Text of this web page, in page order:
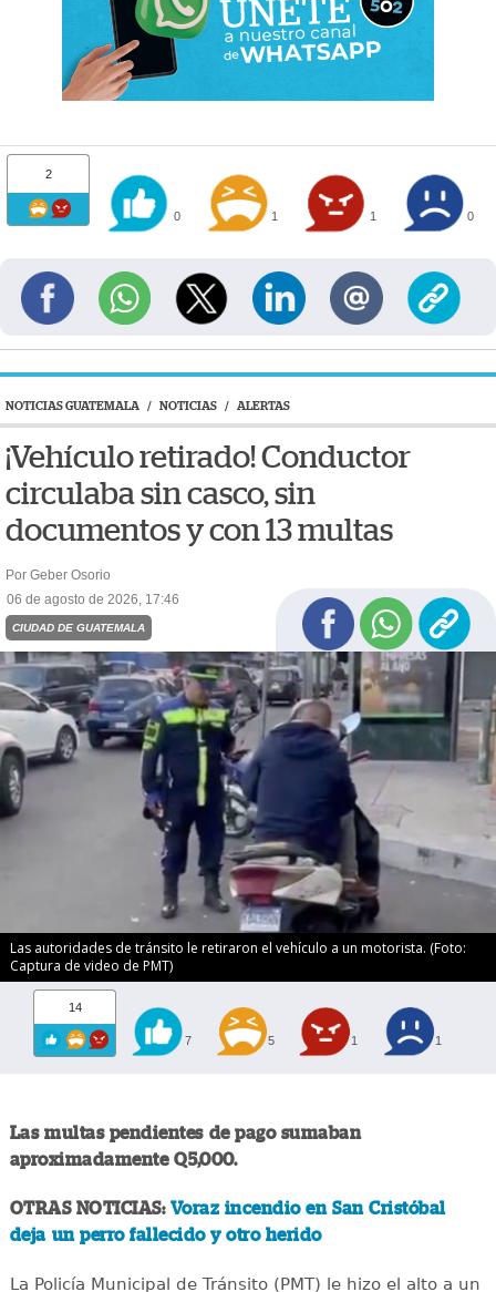
2
0 1 1 0
NOTICIAS GUATEMALA / NOTICIAS / ALERTAS
¡Vehículo retirado! Conductor
circulaba sin casco, sin
documentos y con 13 multas
Por Geber Osorio
06 de agosto de 2026, 17:46
CIUDAD DE GUATEMALA
Las autoridades de tránsito le retiraron el vehículo a un motorista. (Foto:
Captura de video de PMT)
14
7 5 1 1
Las multas pendientes de pago sumaban
aproximadamente Q5,000.
OTRAS NOTICIAS: Voraz incendio en San Cristóbal
deja un perro fallecido y otro herido
La Policía Municipal de Tránsito (PMT) le hizo el alto a un